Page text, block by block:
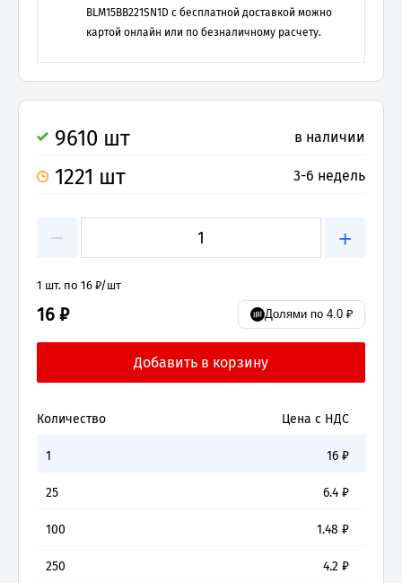
BLM15BB221SN1D с бесплатной доставкой можно
картой онлайн или по безналичному расчету.
9610 шт в наличии
1221 шт 3-6 недель
− +
1 шт. по 16 ₽/шт
16 ₽ Долями по 4.0 ₽
Количество Цена с НДС
1 16 ₽
25 6.4 ₽
100 1.48 ₽
250 4.2 ₽